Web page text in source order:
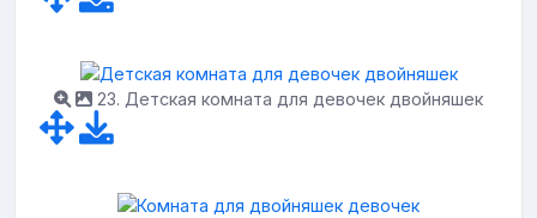
23. Детская комната для девочек двойняшек